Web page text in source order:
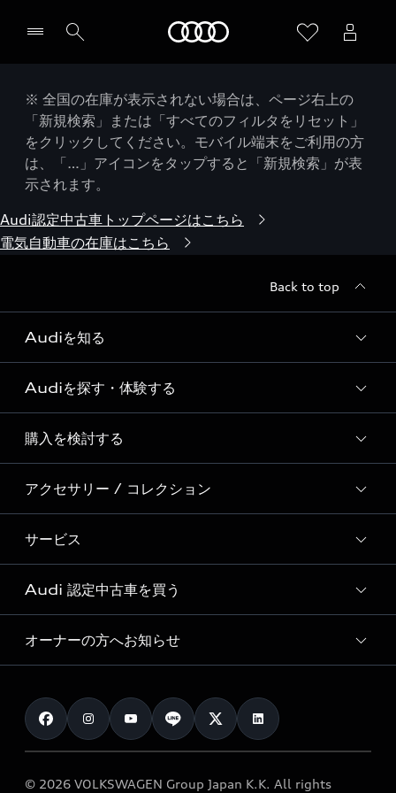
※ 全国の在庫が表示されない場合は、ページ右上の
「新規検索」または「すべてのフィルタをリセット」
をクリックしてください。モバイル端末をご利用の方
は、「…」アイコンをタップすると「新規検索」が表
示されます。
Audi認定中古車トップページはこちら
電気自動車の在庫はこちら
Back to top
Audiを知る
Audi ブランド
Story of Progress
Audi Sport
Formula 1®
デジタルサービス
Audiを探す・体験する
ディーラー検索
新車在庫検索
試乗車・展示車検索
見積り依頼
試乗予約
購入を検討する
モデル一覧
特別仕様モデル / 限定モデル
e-tronラインアップ
価格シミュレーション
車両比較
カタログ一覧
アクセサリー / コレクション
純正アクセサリー
オンラインショップ
Audi collection
アウディナビアプリ
サービス
サービス入庫予約
サービスプログラム
メンテナンス
車検 / 定期点検
e-tronアフターサポート
Audi 認定中古車を買う
Audi認定中古車
クオリティ
保証
メンテナンス
オーナーの方へお知らせ
お知らせ
オーナー様向けキャンペーン
© 2026 VOLKSWAGEN Group Japan K.K. All rights